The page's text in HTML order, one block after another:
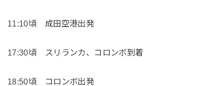
11:10頃 成田空港出発
17:30頃 スリランカ、コロンボ到着
18:50頃 コロンボ出発